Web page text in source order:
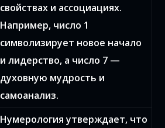
свойствах и ассоциациях.
Например, число 1
символизирует новое начало
и лидерство, а число 7 —
духовную мудрость и
самоанализ.
Нумерология утверждает, что